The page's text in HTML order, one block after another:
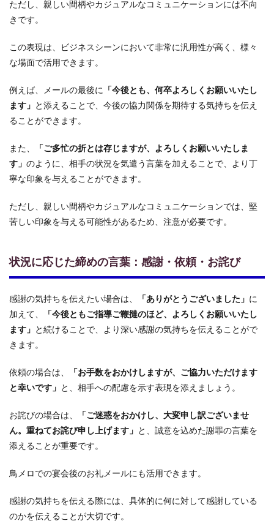
を込
る：
きな
言葉
まと
め：
状況
に合
た締
めの
言葉
で好
えよ
う
ただし、親しい間柄やカジュアルなコミュニケーションには不向
きです。
この表現は、ビジネスシーンにおいて非常に汎用性が高く、様々
な場面で活用できます。
例えば、メールの最後に 「今後とも、何卒よろしくお願いいたし
ます」 と添えることで、今後の協力関係を期待する気持ちを伝え
ることができます。
また、
「ご多忙の折とは存じますが、よろしくお願いいたしま
す」 のように、相手の状況を気遣う言葉を加えることで、より丁
寧な印象を与えることができます。
ただし、親しい間柄やカジュアルなコミュニケーションでは、堅
苦しい印象を与える可能性があるため、注意が必要です。
状況に応じた締めの言葉：感謝・依頼・お詫び
感謝の気持ちを伝えたい場合は、 「ありがとうございました」 に
加えて、
「今後ともご指導ご鞭撻のほど、よろしくお願いいたし
ます」 と続けることで、より深い感謝の気持ちを伝えることがで
きます。
依頼の場合は、
「お手数をおかけしますが、ご協力いただけます
と幸いです」 と、相手への配慮を示す表現を添えましょう。
お詫びの場合は、
「ご迷惑をおかけし、大変申し訳ございませ
ん。重ねてお詫び申し上げます」 と、誠意を込めた謝罪の言葉を
添えることが重要です。
鳥メロでの宴会後のお礼メールにも活用できます。
感謝の気持ちを伝える際には、具体的に何に対して感謝している
のかを伝えることが大切です。